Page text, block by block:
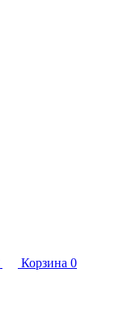
Корзина 0